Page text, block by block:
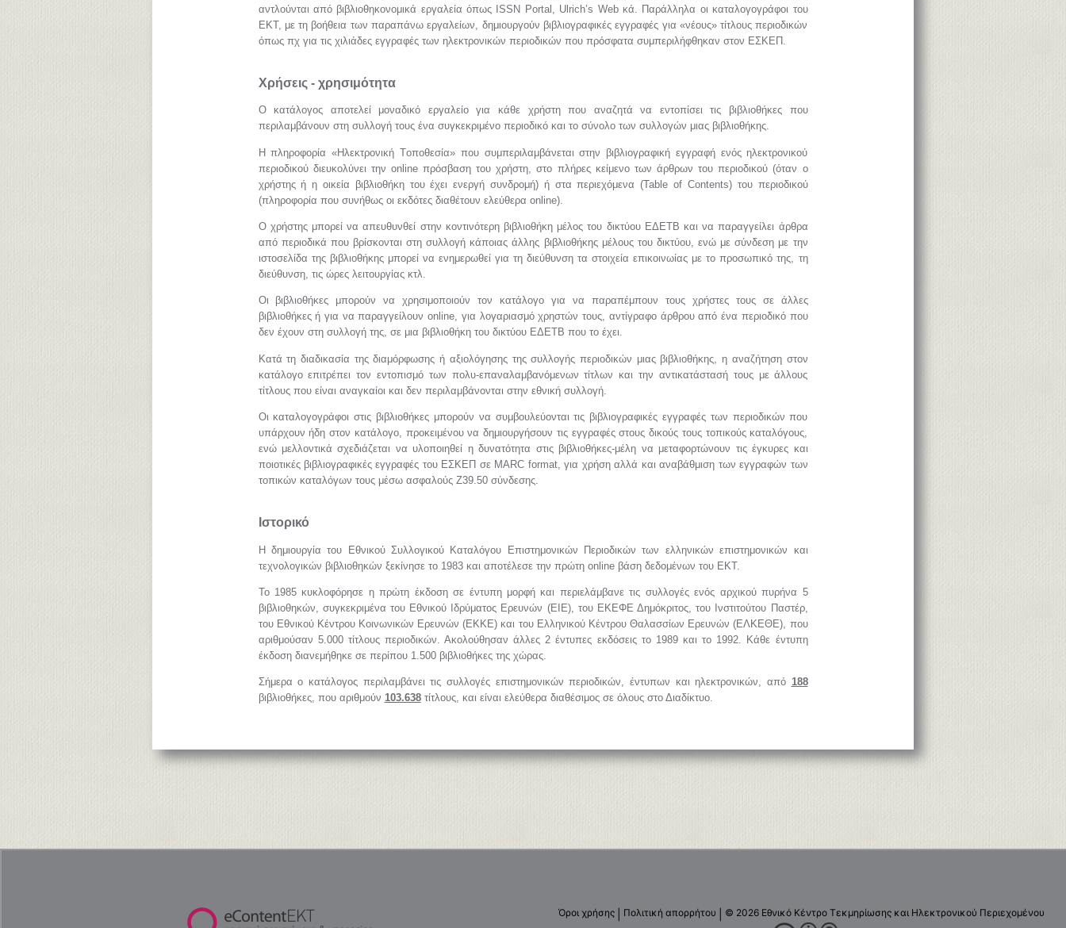
αντλούνται από βιβλιοθηκονομικά εργαλεία όπως ISSN Portal, Ulrich’s Web κά. Παράλληλα οι καταλογογράφοι του
ΕΚΤ, με τη βοήθεια των παραπάνω εργαλείων, δημιουργούν βιβλιογραφικές εγγραφές για «νέους» τίτλους περιοδικών
όπως πχ για τις χιλιάδες εγγραφές των ηλεκτρονικών περιοδικών που πρόσφατα συμπεριλήφθηκαν στον ΕΣΚΕΠ.
Χρήσεις - χρησιμότητα
Ο κατάλογος αποτελεί μοναδικό εργαλείο για κάθε χρήστη που αναζητά να εντοπίσει τις βιβλιοθήκες που
περιλαμβάνουν στη συλλογή τους ένα συγκεκριμένο περιοδικό και το σύνολο των συλλογών μιας βιβλιοθήκης.
Η πληροφορία «Hλεκτρονική Tοποθεσία» που συμπεριλαμβάνεται στην βιβλιογραφική εγγραφή ενός ηλεκτρονικού
περιοδικού διευκολύνει την online πρόσβαση του χρήστη, στο πλήρες κείμενο των άρθρων του περιοδικού (όταν ο
χρήστης ή η οικεία βιβλιοθήκη του έχει ενεργή συνδρομή) ή στα περιεχόμενα (Table of Contents) του περιοδικού
(πληροφορία που συνήθως οι εκδότες διαθέτουν ελεύθερα online).
Ο χρήστης μπορεί να απευθυνθεί στην κοντινότερη βιβλιοθήκη μέλος του δικτύου ΕΔΕΤΒ και να παραγγείλει άρθρα
από περιοδικά που βρίσκονται στη συλλογή κάποιας άλλης βιβλιοθήκης μέλους του δικτύου, ενώ με σύνδεση με την
ιστοσελίδα της βιβλιοθήκης μπορεί να ενημερωθεί για τη διεύθυνση τα στοιχεία επικοινωίας με το προσωπικό της, τη
διεύθυνση, τις ώρες λειτουργίας κτλ.
Οι βιβλιοθήκες μπορούν να χρησιμοποιούν τον κατάλογο για να παραπέμπουν τους χρήστες τους σε άλλες
βιβλιοθήκες ή για να παραγγείλουν online, για λογαριασμό χρηστών τους, αντίγραφο άρθρου από ένα περιοδικό που
δεν έχουν στη συλλογή της, σε μια βιβλιοθήκη του δικτύου ΕΔΕΤΒ που το έχει.
Κατά τη διαδικασία της διαμόρφωσης ή αξιολόγησης της συλλογής περιοδικών μιας βιβλιοθήκης, η αναζήτηση στον
κατάλογο επιτρέπει τον εντοπισμό των πολυ-επαναλαμβανόμενων τίτλων και την αντικατάστασή τους με άλλους
τίτλους που είναι αναγκαίοι και δεν περιλαμβάνονται στην εθνική συλλογή.
Οι καταλογογράφοι στις βιβλιοθήκες μπορούν να συμβουλεύονται τις βιβλιογραφικές εγγραφές των περιοδικών που
υπάρχουν ήδη στον κατάλογο, προκειμένου να δημιουργήσουν τις εγγραφές στους δικούς τους τοπικούς καταλόγους,
ενώ μελλοντικά σχεδιάζεται να υλοποιηθεί η δυνατότητα στις βιβλιοθήκες-μέλη να μεταφορτώνουν τις έγκυρες και
ποιοτικές βιβλιογραφικές εγγραφές του ΕΣΚΕΠ σε MARC format, για χρήση αλλά και αναβάθμιση των εγγραφών των
τοπικών καταλόγων τους μέσω ασφαλούς Z39.50 σύνδεσης.
Ιστορικό
Η δημιουργία του Εθνικού Συλλογικού Καταλόγου Επιστημονικών Περιοδικών των ελληνικών επιστημονικών και
τεχνολογικών βιβλιοθηκών ξεκίνησε το 1983 και αποτέλεσε την πρώτη online βάση δεδομένων του ΕΚΤ.
Το 1985 κυκλοφόρησε η πρώτη έκδοση σε έντυπη μορφή και περιελάμβανε τις συλλογές ενός αρχικού πυρήνα 5
βιβλιοθηκών, συγκεκριμένα του Εθνικού Ιδρύματος Ερευνών (ΕΙΕ), του ΕΚΕΦΕ Δημόκριτος, του Ινστιτούτου Παστέρ,
του Εθνικού Κέντρου Κοινωνικών Ερευνών (ΕΚΚΕ) και του Ελληνικού Κέντρου Θαλασσίων Ερευνών (ΕΛΚΕΘΕ), που
αριθμούσαν 5.000 τίτλους περιοδικών. Ακολούθησαν άλλες 2 έντυπες εκδόσεις το 1989 και το 1992. Κάθε έντυπη
έκδοση διανεμήθηκε σε περίπου 1.500 βιβλιοθήκες της χώρας.
Σήμερα ο κατάλογος περιλαμβάνει τις συλλογές επιστημονικών περιοδικών, έντυπων και ηλεκτρονικών, από 188
βιβλιοθήκες, που αριθμούν 103.638τίτλους, και είναι ελεύθερα διαθέσιμος σε όλους στο Διαδίκτυο.